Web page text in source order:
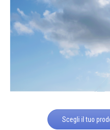
Scegli il tuo